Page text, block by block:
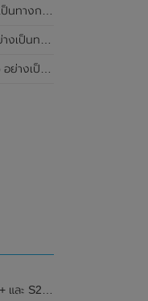
AI Engine ที่ขับเคลื่อนโดย ChatGPT
ถใช้งานได้นานถึง 21 วัน
นได้นานสูงสุดถึง 44 ชั่วโมง
Galaxy Buds+